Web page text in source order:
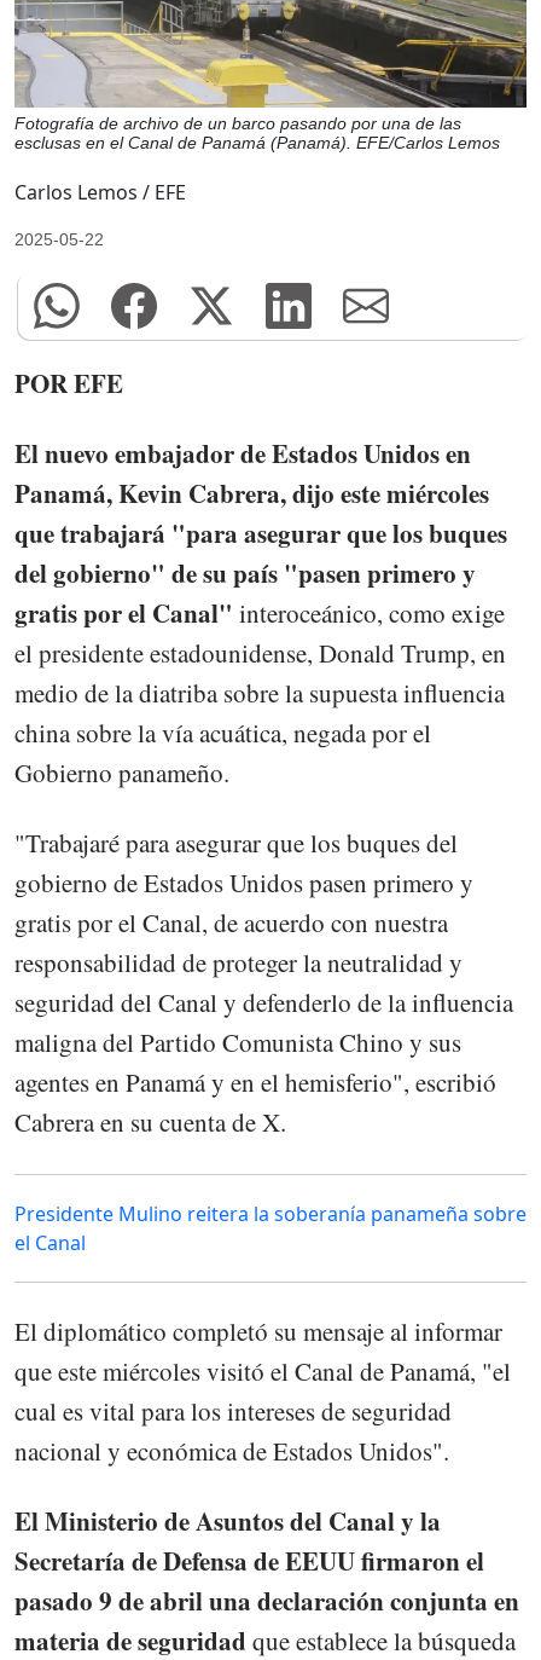
Fotografía de archivo de un barco pasando por una de las
esclusas en el Canal de Panamá (Panamá). EFE/Carlos Lemos
Carlos Lemos / EFE
2025-05-22
POR EFE
El nuevo embajador de Estados Unidos en
Panamá, Kevin Cabrera, dijo este miércoles
que trabajará "para asegurar que los buques
del gobierno" de su país "pasen primero y
gratis por el Canal" interoceánico, como exige
el presidente estadounidense, Donald Trump, en
medio de la diatriba sobre la supuesta influencia
china sobre la vía acuática, negada por el
Gobierno panameño.
"Trabajaré para asegurar que los buques del
gobierno de Estados Unidos pasen primero y
gratis por el Canal, de acuerdo con nuestra
responsabilidad de proteger la neutralidad y
seguridad del Canal y defenderlo de la influencia
maligna del Partido Comunista Chino y sus
agentes en Panamá y en el hemisferio", escribió
Cabrera en su cuenta de X.
Presidente Mulino reitera la soberanía panameña sobre
el Canal
El diplomático completó su mensaje al informar
que este miércoles visitó el Canal de Panamá, "el
cual es vital para los intereses de seguridad
nacional y económica de Estados Unidos".
El Ministerio de Asuntos del Canal y la
Secretaría de Defensa de EEUU firmaron el
pasado 9 de abril una declaración conjunta en
materia de seguridad que establece la búsqueda